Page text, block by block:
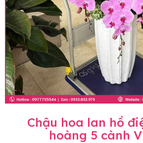
Chậu hoa lan hồ
hoàng 5 cành